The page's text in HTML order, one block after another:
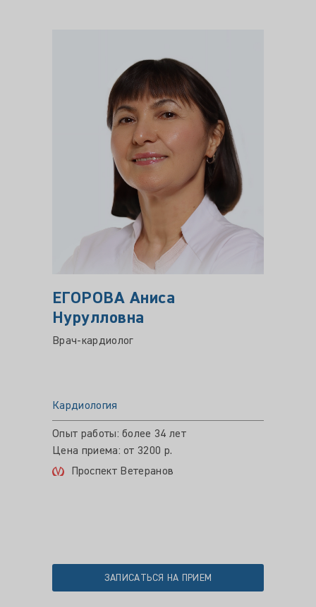
ЕГОРОВА Аниса
Нурулловна
Врач-кардиолог
Кардиология
Опыт работы: более 34 лет
Цена приема: от 3200 р.
Проспект Ветеранов
ЗАПИСАТЬСЯ НА ПРИЕМ